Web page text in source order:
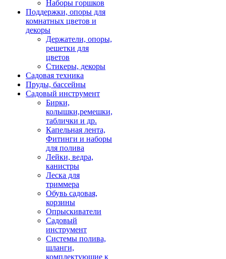
Наборы горшков
Поддержки, опоры для
комнатных цветов и
декоры
Держатели, опоры,
решетки для
цветов
Стикеры, декоры
Садовая техника
Пруды, бассейны
Садовый инструмент
Бирки,
колышки,ремешки,
таблички и др.
Капельная лента,
Фитинги и наборы
для полива
Лейки, ведра,
канистры
Леска для
триммера
Обувь садовая,
корзины
Опрыскиватели
Садовый
инструмент
Системы полива,
шланги,
комплектующие к